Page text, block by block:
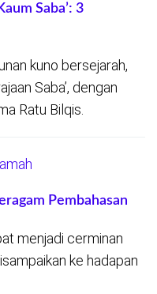
Saba’: 3
kuno bersejarah,
Saba’, dengan
Ratu Bilqis.
Pembahasan
menjadi cerminan
ke hadapan